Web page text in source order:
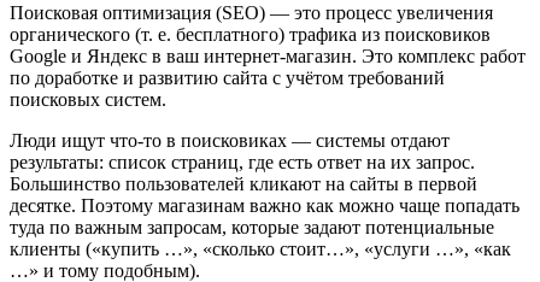
Поисковая оптимизация (SEO) — это процесс увеличения
органического (т. е. бесплатного) трафика из поисковиков
Google и Яндекс в ваш интернет-магазин. Это комплекс работ
по доработке и развитию сайта с учётом требований
поисковых систем.
Люди ищут что-то в поисковиках — системы отдают
результаты: список страниц, где есть ответ на их запрос.
Большинство пользователей кликают на сайты в первой
десятке. Поэтому магазинам важно как можно чаще попадать
туда по важным запросам, которые задают потенциальные
клиенты («купить …», «сколько стоит…», «услуги …», «как
…» и тому подобным).